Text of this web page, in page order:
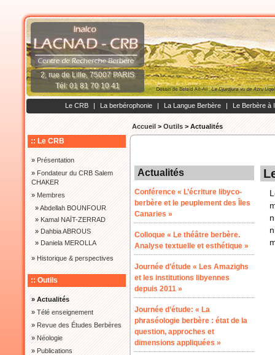
2, rue de Lille, 75007 PARIS
Tél: 01 81 70 10 41
Le CRB | La berbérophonie | La Langue Berbère | Le Berbère à
Accueil>Outils>Actualités
:: Le CRB
»Présentation
»Fondateur du CRB Salem
CHAKER
»Membres
»Abdellah BOUNFOUR
»Kamal NAÏT-ZERRAD
»Dahbia ABROUS
»Daniela MEROLLA
»Historique & perspectives
:: Outils
» Actualités
»Télé enseignement
»Revue des Études Berbères
»Néologie
»Publications
Actualités
Conférence « L’écriture libyco-
berbère et le peuplement des Îles
Canaries »
Colloque « Le théâtre berbère.
Analyse textuelle et esthétique »
Journée d’étude « Les Amazighs
et les institutions libyennes
depuis 2011 »
Journée d’étude: « La
phraséologie berbère : état de la
question, approches et
dimensions appliquées »